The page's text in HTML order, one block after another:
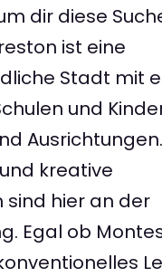
dir diese
ist eine
Stadt mit
und
Ausrichtungen.
kreative
sind hier an der
Egal ob